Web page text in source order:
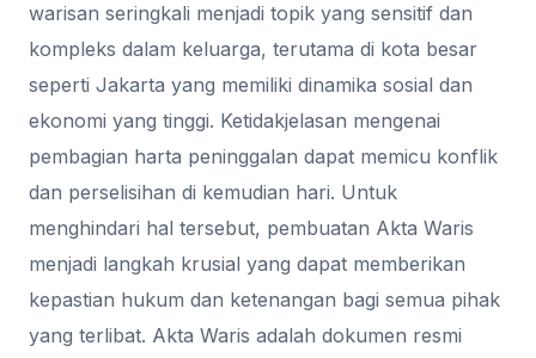
warisan seringkali menjadi topik yang sensitif dan
kompleks dalam keluarga, terutama di kota besar
seperti Jakarta yang memiliki dinamika sosial dan
ekonomi yang tinggi. Ketidakjelasan mengenai
pembagian harta peninggalan dapat memicu konflik
dan perselisihan di kemudian hari. Untuk
menghindari hal tersebut, pembuatan Akta Waris
menjadi langkah krusial yang dapat memberikan
kepastian hukum dan ketenangan bagi semua pihak
yang terlibat. Akta Waris adalah dokumen resmi